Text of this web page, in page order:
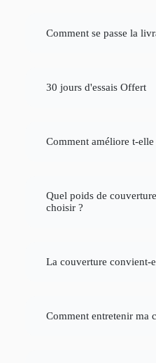
Comment se passe la
30 jours d'essais Offert
Comment améliore t-
Quel poids de
choisir ?
La couverture convient-
Comment entretenir ma